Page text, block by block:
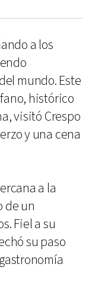
a los
mundo. Este
histórico
visitó Crespo
y una cena
a la
de un
Fiel a su
su paso